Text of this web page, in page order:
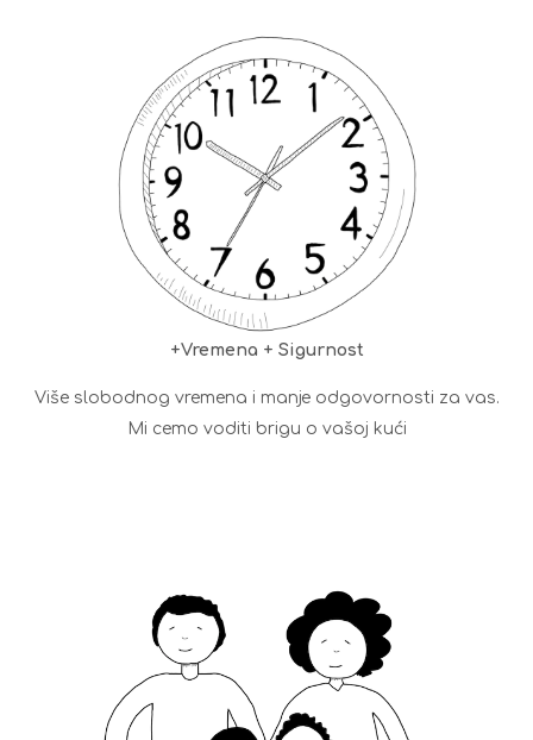
+Vremena + Sigurnost
Više slobodnog vremena i manje odgovornosti za vas.
Mi cemo voditi brigu o vašoj kući